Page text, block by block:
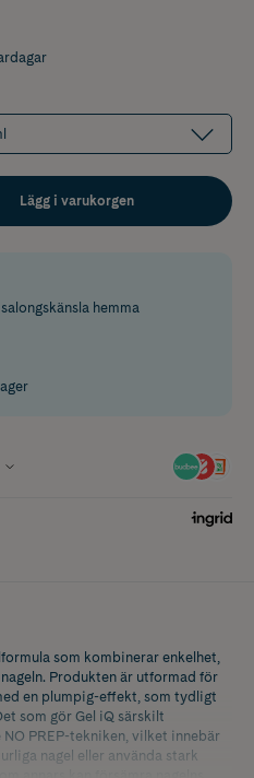
Lägg i varukorgen
hemma
som kombinerar enkelhet,
Produkten är utformad för
en plumpig-effekt, som tydligt
som gör Gel iQ särskilt
PREP-tekniken, vilket innebär
nagel eller använda stark